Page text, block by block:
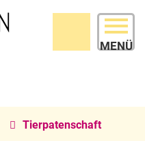
MENÜ
Tierpatenschaft